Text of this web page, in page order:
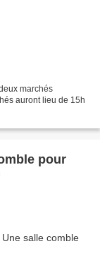
marchés
auront lieu de 15h
pour